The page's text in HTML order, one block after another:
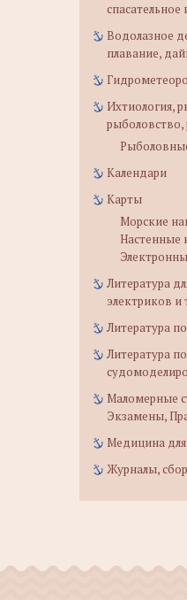
Водолазное
плавание,
Ихтиология,
рыболовство,
Календари
Карты
Морские
Настенные
Литература
электриков и
Литература
Литература
Маломерные
Экзамены,
Медицина
Журналы,